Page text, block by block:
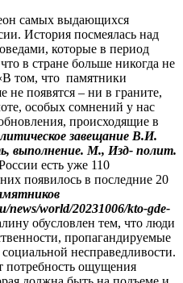
самых выдающихся
История посмеялась над
которые в период
в стране больше никогда не
том, что памятники
не появятся – ни в граните,
особых сомнений у нас
происходящие в
завещание В.И.
выполнение. М., Изд- полит.
есть уже 110
появилось в последние 20
world/20231006/kto-gde-
обусловлен тем, что люди
пропагандируемые
несправедливости.
потребность ощущения